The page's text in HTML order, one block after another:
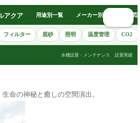
アクア 用途別一覧 メーカー別 熱帯魚図
フィルター 底砂 照明 温度管理 CO2
水槽設置・メンテナンス 設置実績
命の神秘と癒しの空間演出。